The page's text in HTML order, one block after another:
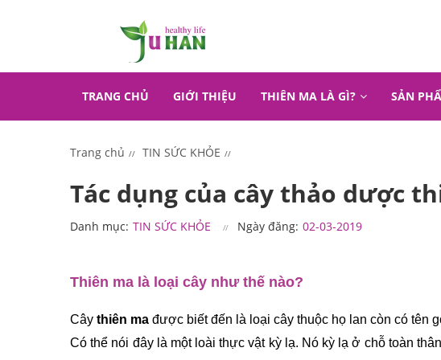
TRANG CHỦ GIỚI THIỆU THIÊN MA LÀ GÌ? SẢN
Trang chủ TIN SỨC KHỎE
Tác dụng của cây thảo dược
Danh mục: TIN SỨC KHỎE Ngày đăng: 02-03-2019
Thiên ma là loại cây như thế nào?
Cây thiên ma được biết đến là loại cây thuộc họ lan còn có tên
Có thể nói đây là một loài thực vật kỳ lạ. Nó kỳ lạ ở chỗ toàn